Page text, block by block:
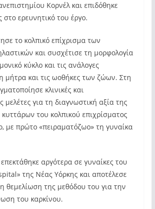
Κορνέλ και επιδόθηκε
ερευνητικό του έργο.
το κολπικό επίχρισμα των
και συσχέτισε τη μορφολογία
κύκλο και τις ανάλογες
μήτρα και τις ωοθήκες των ζώων. Στη
κλινικές και
μελέτες για τη διαγνωστική αξία της
του κολπικού επιχρίσματος
με πρώτο «πειραματόζωο» τη γυναίκα
αργότερα σε γυναίκες του
της Νέας Υόρκης και αποτέλεσε
θεμελίωση της μεθόδου του για την
του καρκίνου.